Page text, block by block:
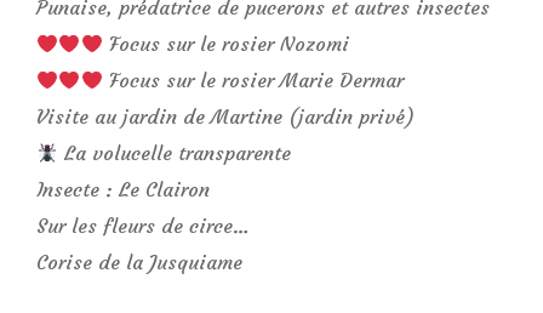
Punaise, prédatrice de pucerons et autres insectes
Focus sur le rosier Nozomi
Focus sur le rosier Marie Dermar
Visite au jardin de Martine (jardin privé)
La volucelle transparente
Insecte : Le Clairon
Sur les fleurs de circe…
Corise de la Jusquiame